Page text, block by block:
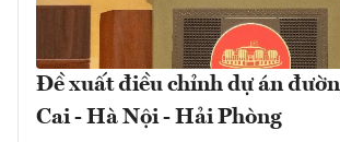
Đề xuất điều chỉnh dự án
Cai - Hà Nội - Hải Phòng